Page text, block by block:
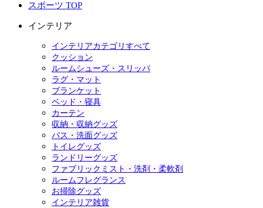
スポーツ TOP
インテリア
インテリアカテゴリすべて
クッション
ルームシューズ・スリッパ
ラグ・マット
ブランケット
ベッド・寝具
カーテン
収納・収納グッズ
バス・洗面グッズ
トイレグッズ
ランドリーグッズ
ファブリックミスト・洗剤・柔軟剤
ルームフレグランス
お掃除グッズ
インテリア雑貨